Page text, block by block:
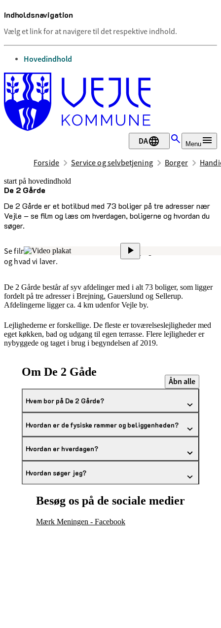
Indholdsnavigation
Vælg et link for at navigere til det respektive indhold.
gå til
Hovedindhold
DA Menu
Forside Service og selvbetjening Borger
start på hovedindhold
De 2 Gårde
De 2 Gårde er et botilbud med 73 boliger på tre adresser nær
Vejle – se film og læs om hverdagen, boligerne og hvordan du
søger.
senest opdateret 2. juni 2026
Se film om De 2 Gårde: Få en rundvisning og se, hvordan vi bor,
og hvad vi laver.
De 2 Gårde består af syv afdelinger med i alt 73 boliger, som ligger
fordelt på tre adresser i Brejning, Gauerslund og Sellerup.
Afdelingerne ligger ca. 4 km udenfor Vejle by.
Lejlighederne er forskellige. De fleste er toværelseslejligheder med
eget køkken, bad og udgang til egen terrasse. Flere lejligheder er
nybyggede og taget i brug i begyndelsen af 2019.
Om De 2 Gåde
Åbn alle
Hvem bor på De 2 Gårde?
Hvordan er de fysiske rammer og beliggenheden?
Hvordan er hverdagen?
Hvordan søger jeg?
Besøg os på de sociale medier
Mærk Meningen - Facebook